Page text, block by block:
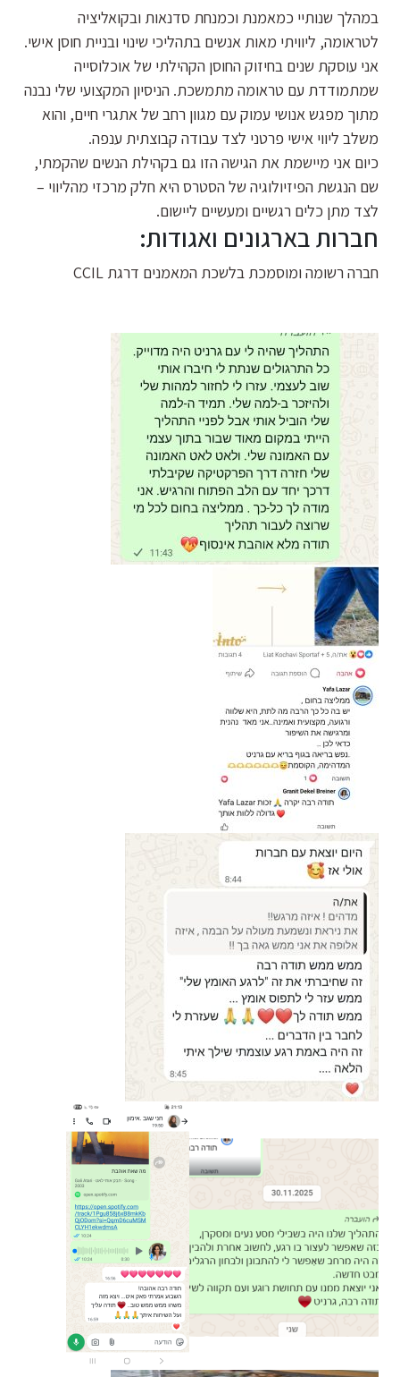
במהלך שנותיי כמאמנת וכמנחת סדנאות ובקואליציה
לטראומה, ליוויתי מאות אנשים בתהליכי שינוי ובניית חוסן אישי.
אני עוסקת שנים בחיזוק החוסן הקהילתי של אוכלוסייה
שמתמודדת עם טראומה מתמשכת. הניסיון המקצועי שלי נבנה
מתוך מפגש אנושי עמוק עם מגוון רחב של אתגרי חיים, והוא
משלב ליווי אישי פרטני לצד עבודה קבוצתית ענפה.
כיום אני מיישמת את הגישה הזו גם בקהילת הנשים שהקמתי,
שם הנגשת הפיזיולוגיה של הסטרס היא חלק מרכזי מהליווי –
לצד מתן כלים רגשיים ומעשיים ליישום.
חברות בארגונים ואגודות:
חברה רשומה ומוסמכת בלשכת המאמנים דרגת CCIL